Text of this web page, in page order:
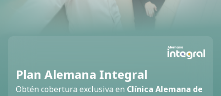
Plan Alemana Integral
Obtén cobertura exclusiva en Clínica Alemana de